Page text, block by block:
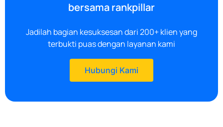
bersama rankpillar
Jadilah bagian kesuksesan dari 200+ klien yang
terbukti puas dengan layanan kami
Hubungi Kami